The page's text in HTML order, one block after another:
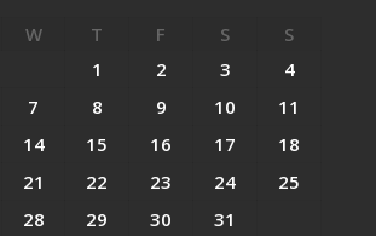
W T F S
S
1
2 3
4
7 8 9 10
11
14 15 16 17
18
21 22 23 24
25
28 29 30 31